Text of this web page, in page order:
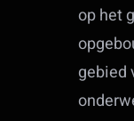
op het
gebied